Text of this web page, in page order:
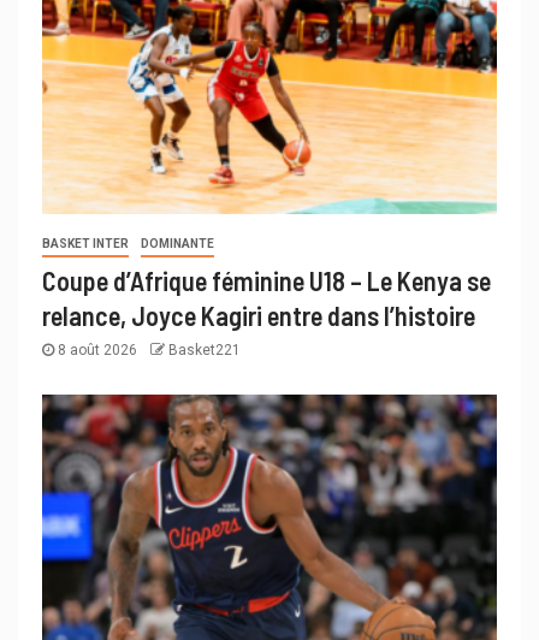
BASKET INTER DOMINANTE
Coupe d’Afrique féminine U18 – Le Kenya se
relance, Joyce Kagiri entre dans l’histoire
8 août 2026 Basket221